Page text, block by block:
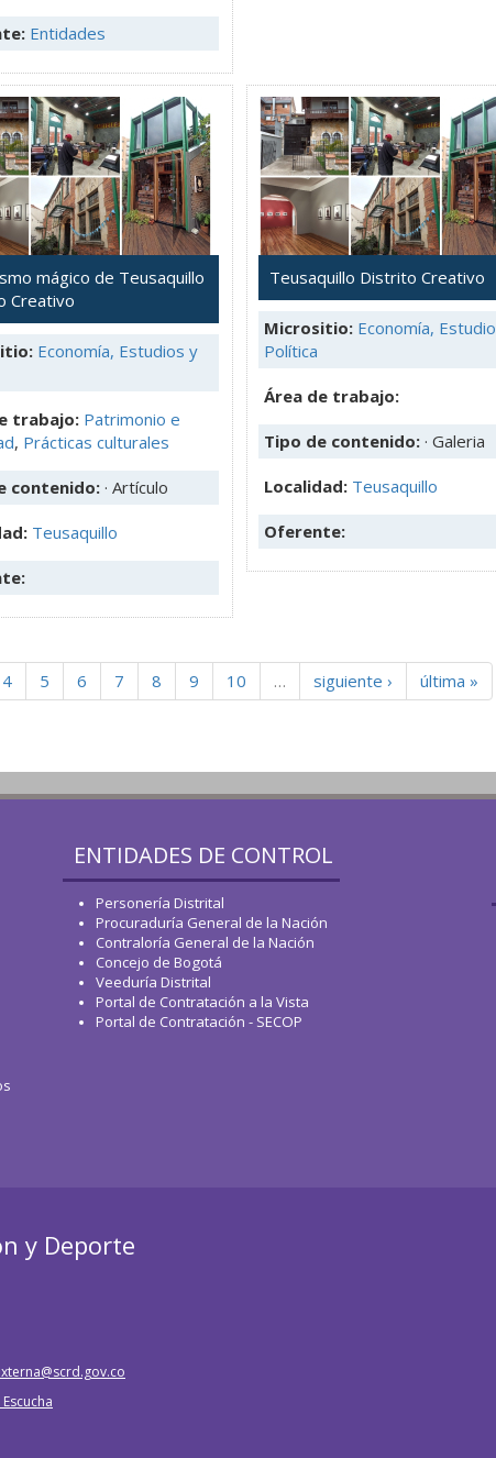
Entidades
mágico de Teusaquillo
Creativo
Economía, Estudios y
trabajo: Patrimonio e
, Prácticas culturales
contenido: · Artículo
Teusaquillo
Teusaquillo Distrito Creativo
Micrositio: Economía,
Política
Área de trabajo:
Tipo de contenido: · Galeria
Localidad: Teusaquillo
Oferente:
4 5 6 7 8 9 10 … siguiente › última »
ENTIDADES DE CONTROL
Personería Distrital
Procuraduría General de la Nación
Contraloría General de la Nación
Concejo de Bogotá
Veeduría Distrital
Portal de Contratación a la Vista
Portal de Contratación - SECOP
y Deporte